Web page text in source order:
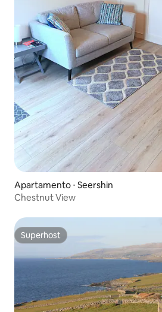
Apartamento ⋅ Seershin
Chestnut View
Superhost
Superhost